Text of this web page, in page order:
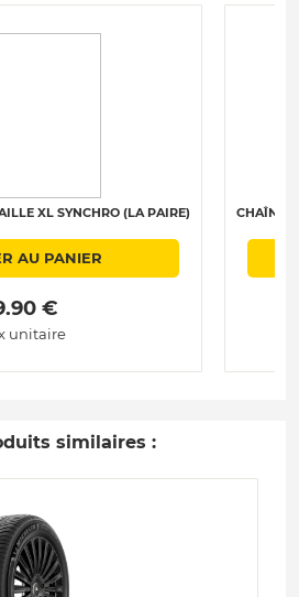
XL SYNCHRO (LA PAIRE)
AU PANIER
€
unitaire
CHAÎNES
similaires :